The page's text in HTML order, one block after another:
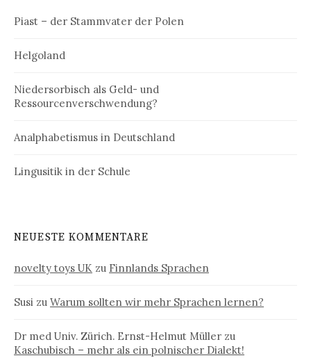
Piast – der Stammvater der Polen
Helgoland
Niedersorbisch als Geld- und
Ressourcenverschwendung?
Analphabetismus in Deutschland
Lingusitik in der Schule
NEUESTE KOMMENTARE
novelty toys UK zu Finnlands Sprachen
Susi zu Warum sollten wir mehr Sprachen lernen?
Dr med Univ. Zürich. Ernst-Helmut Müller zu
Kaschubisch – mehr als ein polnischer Dialekt!